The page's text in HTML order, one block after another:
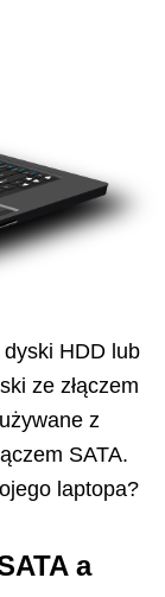
HDD lub
ze złączem
z
SATA.
laptopa?
a